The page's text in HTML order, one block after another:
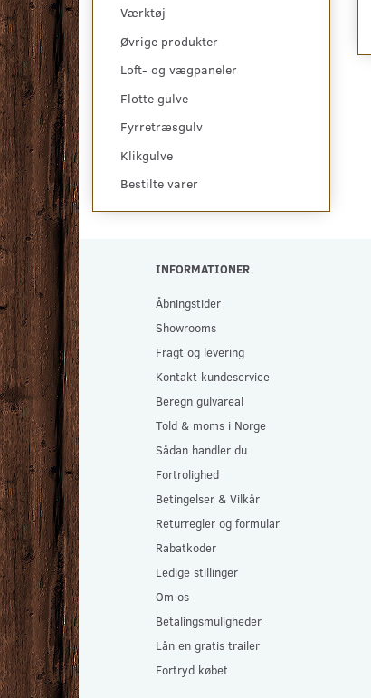
Værktøj
Øvrige produkter
Loft- og vægpaneler
Flotte gulve
Fyrretræsgulv
Klikgulve
Bestilte varer
INFORMATIONER
Åbningstider
Showrooms
Fragt og levering
Kontakt kundeservice
Beregn gulvareal
Told & moms i Norge
Sådan handler du
Fortrolighed
Betingelser & Vilkår
Returregler og formular
Rabatkoder
Ledige stillinger
Om os
Betalingsmuligheder
Lån en gratis trailer
Fortryd købet